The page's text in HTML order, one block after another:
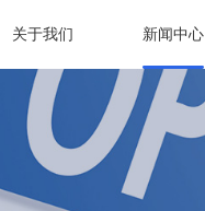
关于我们 新闻中心